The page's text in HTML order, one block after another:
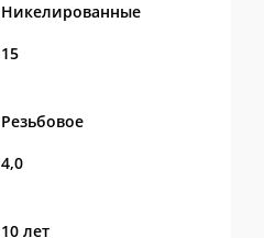
Никелированные
15
Резьбовое
4,0
10 лет